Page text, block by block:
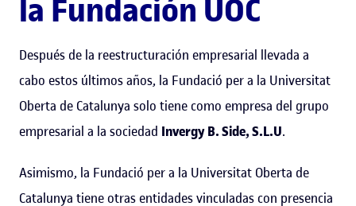
la Fundación UOC
Después de la reestructuración empresarial llevada a
cabo estos últimos años, la Fundació per a la Universitat
Oberta de Catalunya solo tiene como empresa del grupo
empresarial a la sociedad Invergy B. Side, S.L.U.
Asimismo, la Fundació per a la Universitat Oberta de
Catalunya tiene otras entidades vinculadas con presencia